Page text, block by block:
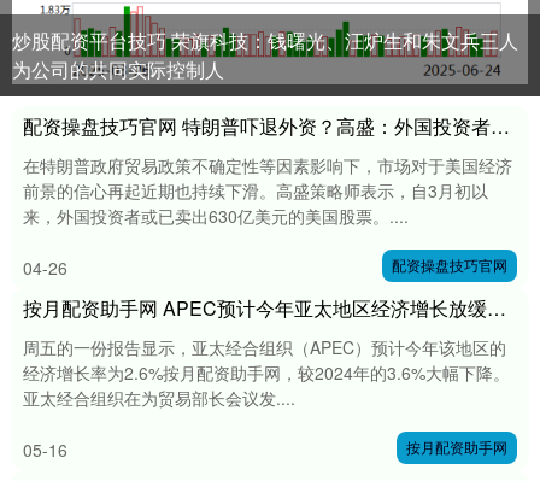
炒股配资平台技巧 荣旗科技：钱曙光、汪炉生和朱文兵三人
为公司的共同实际控制人
配资操盘技巧官网 特朗普吓退外资？高盛：外国投资者近两月累计抛售630亿美元美股
在特朗普政府贸易政策不确定性等因素影响下，市场对于美国经济
前景的信心再起近期也持续下滑。高盛策略师表示，自3月初以
来，外国投资者或已卖出630亿美元的美国股票。....
04-26 配资操盘技巧官网
按月配资助手网 APEC预计今年亚太地区经济增长放缓至2.6%，出口仅增长0.4%
周五的一份报告显示，亚太经合组织（APEC）预计今年该地区的
经济增长率为2.6%按月配资助手网，较2024年的3.6%大幅下降。
亚太经合组织在为贸易部长会议发....
05-16 按月配资助手网